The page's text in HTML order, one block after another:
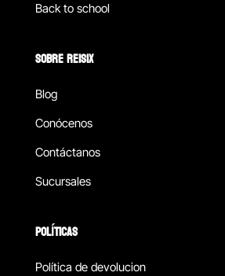
Back to school
SOBRE REISIX
Blog
Conócenos
Contáctanos
Sucursales
POLÍTICAS
Política de devolucion